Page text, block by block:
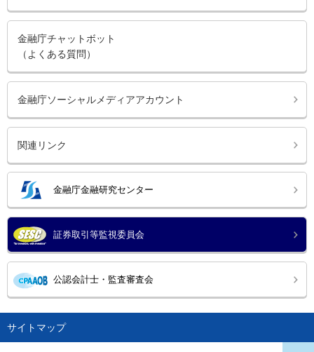
金融庁チャットボット
（よくある質問）
金融庁ソーシャルメディアアカウント
関連リンク
金融庁金融研究センター
証券取引等監視委員会
公認会計士・監査審査会
サイトマップ